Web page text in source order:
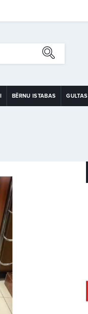
BĒRNU ISTABAS GULTAS